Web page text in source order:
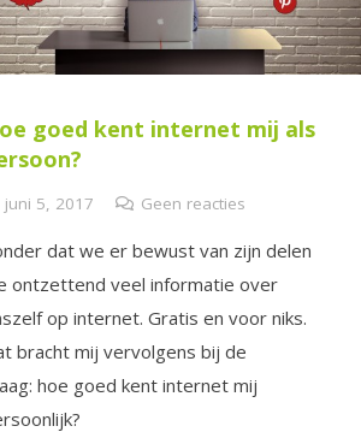
goed kent internet mij als
juni 5, 2017 Geen reacties
dat we er bewust van zijn delen
ontzettend veel informatie over
op internet. Gratis en voor niks.
bracht mij vervolgens bij de
hoe goed kent internet mij